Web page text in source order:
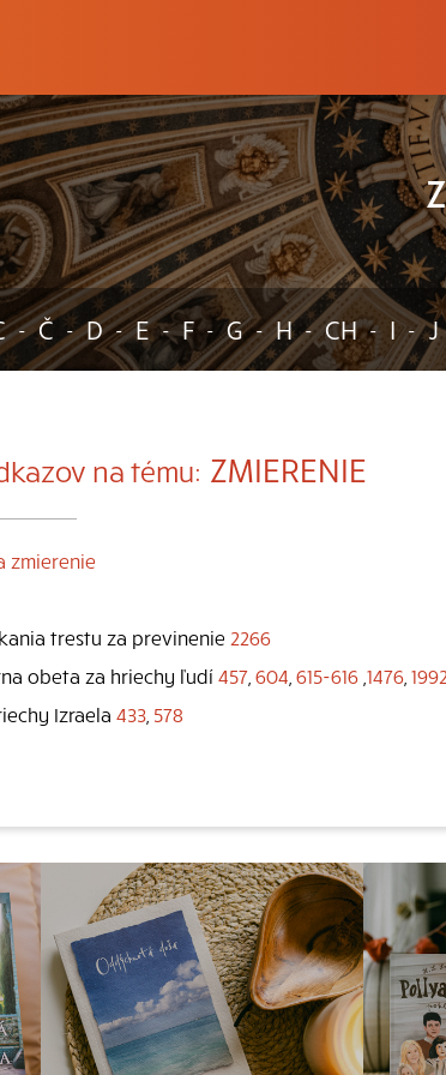
- Č - D - E - F - G - H - CH - I - J
na tému: ZMIERENIE
zmierenie
trestu za previnenie 2266
obeta za hriechy ľudí 457 604 615-616 1476 1992
Izraela 433 578